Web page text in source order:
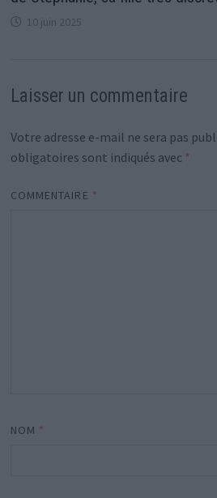
10 juin 2025
Laisser un commentaire
Votre adresse e-mail ne sera pas
obligatoires sont indiqués avec *
COMMENTAIRE *
NOM *